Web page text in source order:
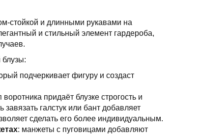
стойкой и длинными рукавами на
и стильный элемент гардероба,
блузы:
подчеркивает фигуру и создаст
воротника придаёт блузке строгость и
галстук или бант добавляет
сделать его более индивидуальным.
: манжеты с пуговицами добавляют